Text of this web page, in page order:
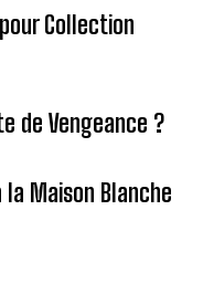
Collection
de Vengeance ?
Maison Blanche